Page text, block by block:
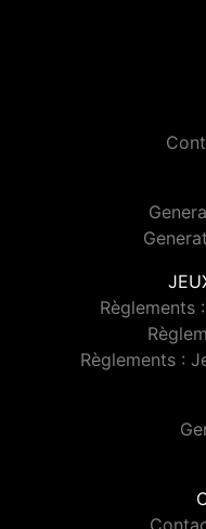
Règlements
Règlements :